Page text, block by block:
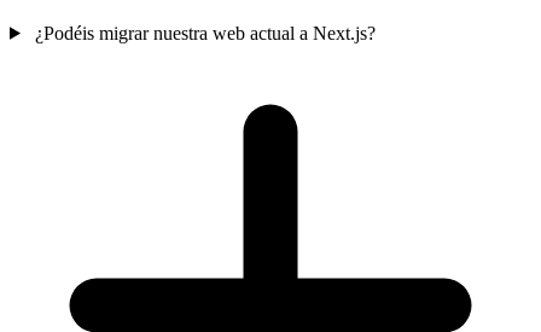
¿Podéis migrar nuestra web actual a Next.js?